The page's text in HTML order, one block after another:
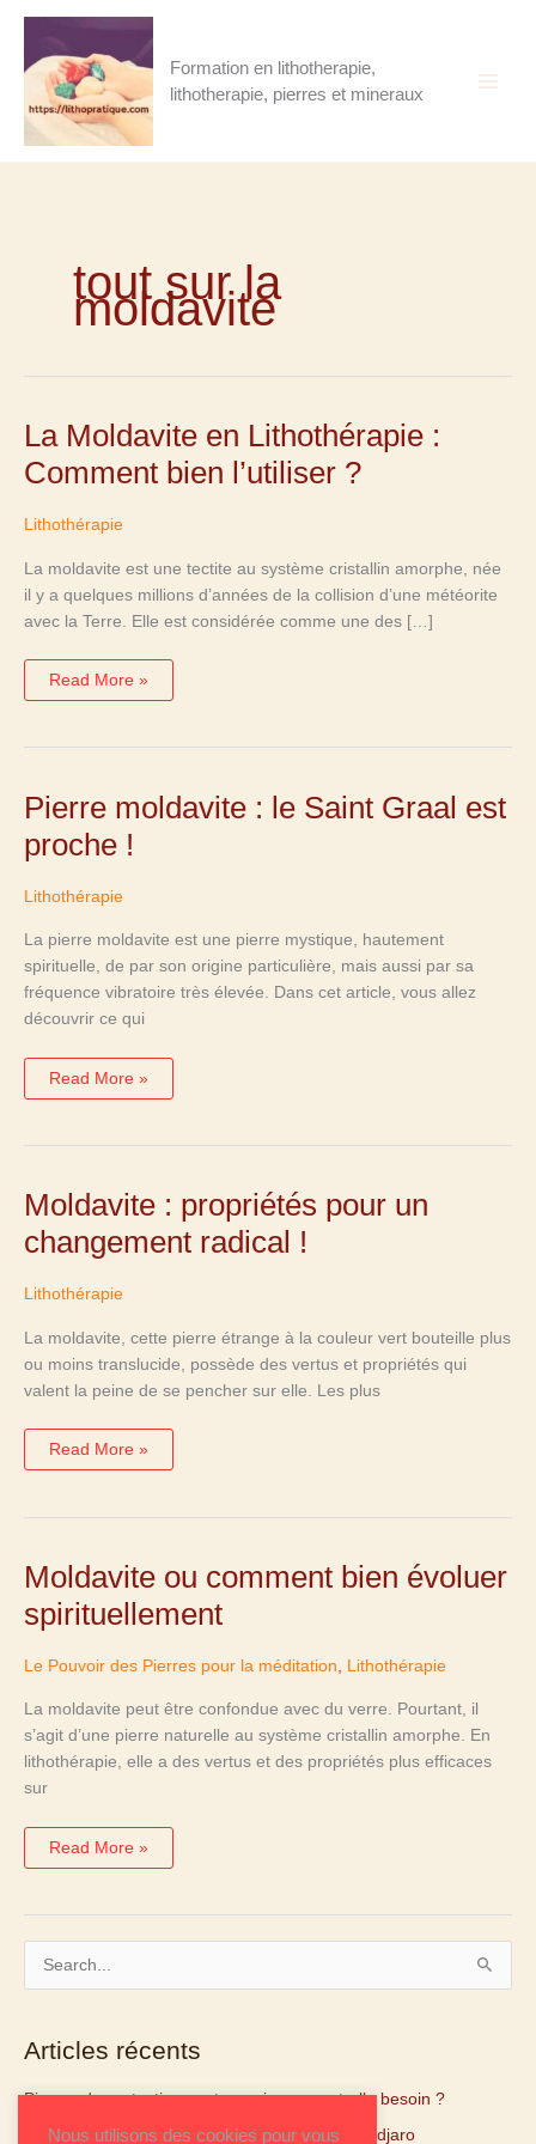
contenu
Formation en lithotherapie,
lithotherapie, pierres et mineraux
tout sur la
moldavite
La Moldavite en Lithothérapie :
Comment bien l’utiliser ?
Lithothérapie
La moldavite est une tectite au système cristallin amorphe, née
il y a quelques millions d’années de la collision d’une météorite
avec la Terre. Elle est considérée comme une des […]
Moldavite
Lithothérapie
:
bien
l’utiliser
Read More »
Pierre moldavite : le Saint Graal est
proche !
Lithothérapie
La pierre moldavite est une pierre mystique, hautement
spirituelle, de par son origine particulière, mais aussi par sa
fréquence vibratoire très élevée. Dans cet article, vous allez
découvrir ce qui
Pierre
moldavite
le
Saint
est
proche
Read More »
Moldavite : propriétés pour un
changement radical !
Lithothérapie
La moldavite, cette pierre étrange à la couleur vert bouteille plus
ou moins translucide, possède des vertus et propriétés qui
valent la peine de se pencher sur elle. Les plus
Moldavite
:
pour
un
radical
!
Read More »
Moldavite ou comment bien évoluer
spirituellement
Le Pouvoir des Pierres pour la méditation Lithothérapie
La moldavite peut être confondue avec du verre. Pourtant, il
s’agit d’une pierre naturelle au système cristallin amorphe. En
lithothérapie, elle a des vertus et des propriétés plus efficaces
sur
Moldavite
ou
bien
évoluer
Read More »
e
Articles récents
Pierres de protection : votre maison en a-t-elle besoin ?
Tanzanite : pierre captivante et rare du Kilimandjaro
Nous utilisons des cookies pour vous